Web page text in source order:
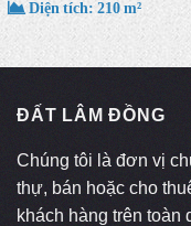
Diện tích: 210 m²
ĐẤT LÂM ĐỒNG
Chúng tôi là đơn vị
thự, bán hoặc cho
khách hàng trên toàn